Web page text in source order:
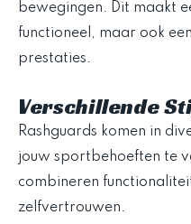
bewegingen. Dit maakt
functioneel, maar ook
prestaties.
Verschillende
Rashguards komen in
jouw sportbehoeften te
combineren
zelfvertrouwen.